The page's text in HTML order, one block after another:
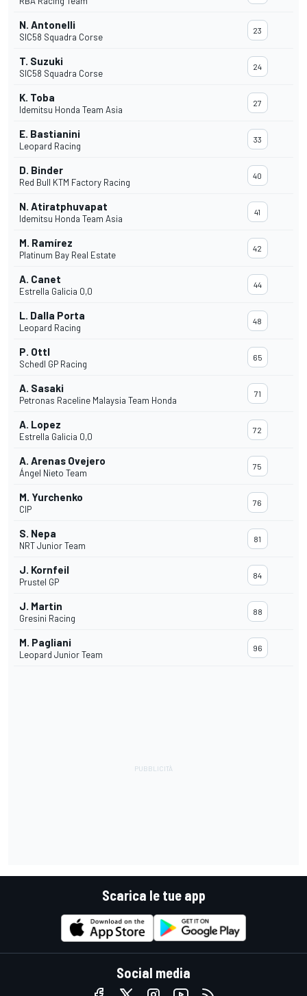
N. Antonelli
SIC58 Squadra Corse
23
T. Suzuki
SIC58 Squadra Corse
24
K. Toba
Idemitsu Honda Team Asia
27
E. Bastianini
Leopard Racing
33
D. Binder
Red Bull KTM Factory Racing
40
N. Atiratphuvapat
Idemitsu Honda Team Asia
41
M. Ramírez
Platinum Bay Real Estate
42
A. Canet
Estrella Galicia 0,0
44
L. Dalla Porta
Leopard Racing
48
P. Ottl
Schedl GP Racing
65
A. Sasaki
Petronas Raceline Malaysia Team Honda
71
A. Lopez
Estrella Galicia 0,0
72
A. Arenas Ovejero
Ángel Nieto Team
75
M. Yurchenko
CIP
76
S. Nepa
NRT Junior Team
81
J. Kornfeil
Prustel GP
84
J. Martin
Gresini Racing
88
M. Pagliani
Leopard Junior Team
96
Scarica le tue app
Social media